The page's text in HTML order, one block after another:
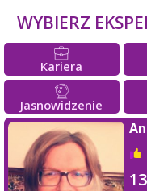
WYBIERZ
Kariera
Jasnowidzenie